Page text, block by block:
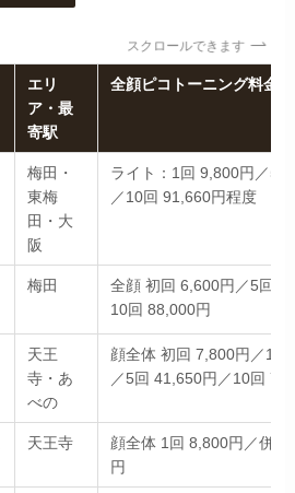
スクロールできます
エリ
ア・最
寄駅
全顔ピコトーニング料金
梅田・
東梅
田・大
阪
ライト：1回 9,800円／5
／10回 91,660円程度
梅田
全顔 初回 6,600円／5回
10回 88,000円
天王
寺・あ
べの
顔全体 初回 7,800円／1回
／5回 41,650円／10回
天王寺
顔全体 1回 8,800円／併用
円